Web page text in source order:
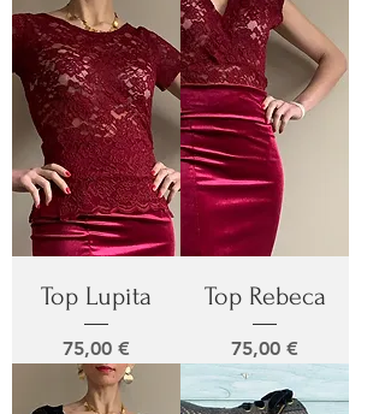
Top Lupita
Prix
75,00 €
Top Rebeca
Prix
75,00 €